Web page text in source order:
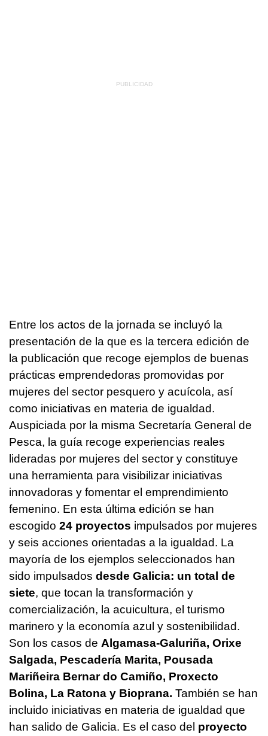
Entre los actos de la jornada se incluyó la
presentación de la que es la tercera edición de
la publicación que recoge ejemplos de buenas
prácticas emprendedoras promovidas por
mujeres del sector pesquero y acuícola, así
como iniciativas en materia de igualdad.
Auspiciada por la misma Secretaría General de
Pesca, la guía recoge experiencias reales
lideradas por mujeres del sector y constituye
una herramienta para visibilizar iniciativas
innovadoras y fomentar el emprendimiento
femenino. En esta última edición se han
escogido 24 proyectos impulsados por mujeres
y seis acciones orientadas a la igualdad. La
mayoría de los ejemplos seleccionados han
sido impulsados desde Galicia: un total de
siete, que tocan la transformación y
comercialización, la acuicultura, el turismo
marinero y la economía azul y sostenibilidad.
Son los casos de Algamasa-Galuriña, Orixe
Salgada, Pescadería Marita, Pousada
Mariñeira Bernar do Camiño, Proxecto
Bolina, La Ratona y Bioprana. También se han
incluido iniciativas en materia de igualdad que
han salido de Galicia. Es el caso del proyecto